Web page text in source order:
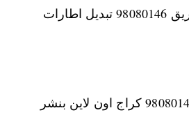
تبديل تواير خدمة الطريق 98080146‬ تبديل اطارات
كراج متنقل الكويت 98080146‬ كراج اون لاين بنشر